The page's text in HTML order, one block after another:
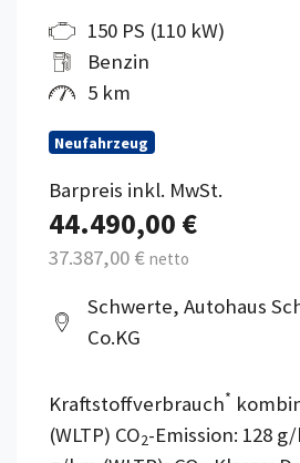
150 PS (110 kW)
Benzin
5 km
Neufahrzeug
Barpreis inkl. MwSt.
44.490,00 €
37.387,00 € netto
Schwerte, Autohaus
Co.KG
Kraftstoffverbrauch*
(WLTP) CO2-Emission: 128